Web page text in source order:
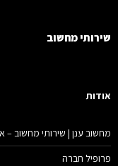
מחשוב
ענן | שירותי מחשוב – אדום
חברה